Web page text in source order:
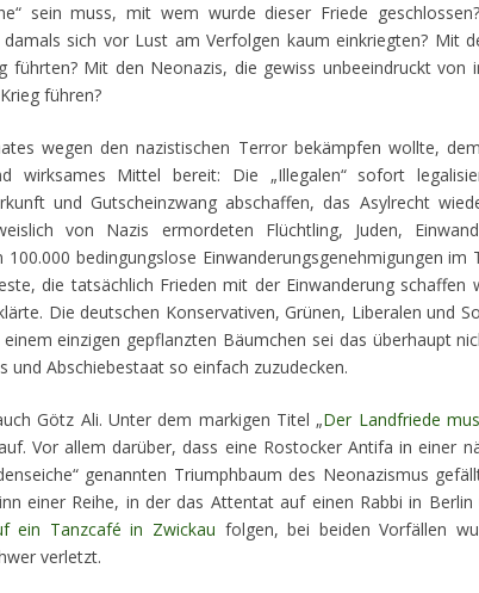
sein muss, mit wem wurde dieser Friede
sich vor Lust am Verfolgen kaum einkriegten? Mit
führten? Mit den Neonazis, die gewiss unbeeindruckt von
führen?
wegen den nazistischen Terror bekämpfen wollte,
wirksames Mittel bereit: Die „Illegalen“ sofort
und Gutscheinzwang abschaffen, das Asylrecht
von Nazis ermordeten Flüchtling, Juden,
100.000 bedingungslose Einwanderungsgenehmigungen im
die tatsächlich Frieden mit der Einwanderung schaffen
Die deutschen Konservativen, Grünen, Liberalen und
einzigen gepflanzten Bäumchen sei das überhaupt
und Abschiebestaat so einfach zuzudecken.
Götz Ali. Unter dem markigen Titel „Der Landfriede
Vor allem darüber, dass eine Rostocker Antifa in einer
genannten Triumphbaum des Neonazismus
einer Reihe, in der das Attentat auf einen Rabbi in
ein Tanzcafé in Zwickau folgen, bei beiden Vorfällen
verletzt.